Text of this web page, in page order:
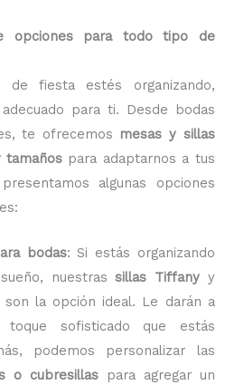
opciones para todo tipo de
fiesta estés organizando,
para ti. Desde bodas
te ofrecemos mesas y sillas
para adaptarnos a tus
algunas opciones
bodas: Si estás organizando
nuestrassillas Tiffanyy
son la opción ideal. Le darán a
sofisticado que estás
podemos personalizar las
o cubresillaspara agregar un